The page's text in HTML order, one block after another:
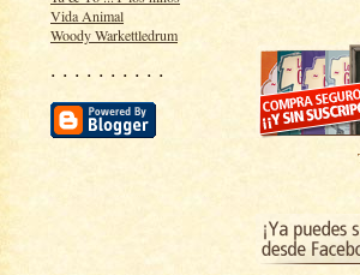
Vida Animal
Woody Warkettledrum
· · · · · · · · · ·